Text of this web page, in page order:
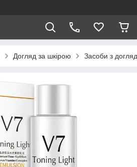
Догляд за шкірою Засоби з